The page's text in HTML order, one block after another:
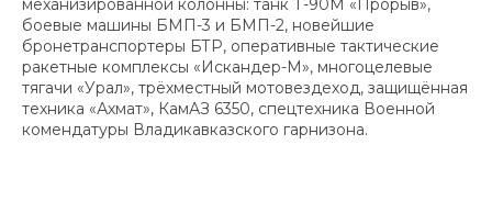
механизированной колонны: танк Т-90М «Прорыв»,
боевые машины БМП-3 и БМП-2, новейшие
бронетранспортеры БТР, оперативные тактические
ракетные комплексы «Искандер-М», многоцелевые
тягачи «Урал», трёхместный мотовездеход, защищённая
техника «Ахмат», КамАЗ 6350, спецтехника Военной
комендатуры Владикавказского гарнизона.